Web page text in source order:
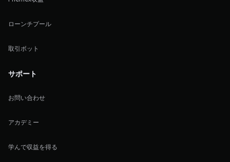
ローンチプール
取引ボット
サポート
お問い合わせ
アカデミー
学んで収益を得る